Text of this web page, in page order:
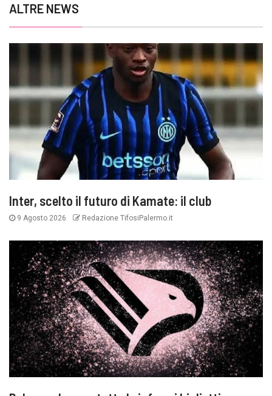
ALTRE NEWS
Inter, scelto il futuro di Kamate: il club
9 Agosto 2026 Redazione TifosiPalermo.it